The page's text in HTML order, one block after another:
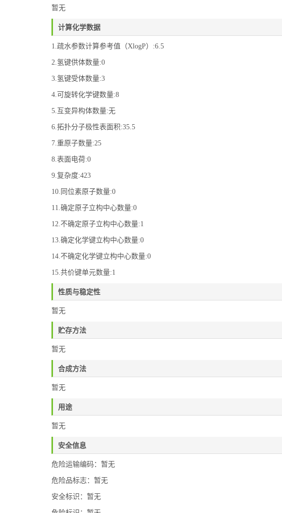
暂无
计算化学数据
1.疏水参数计算参考值（XlogP）:6.5
2.氢键供体数量:0
3.氢键受体数量:3
4.可旋转化学键数量:8
5.互变异构体数量:无
6.拓扑分子极性表面积:35.5
7.重原子数量:25
8.表面电荷:0
9.复杂度:423
10.同位素原子数量:0
11.确定原子立构中心数量:0
12.不确定原子立构中心数量:1
13.确定化学键立构中心数量:0
14.不确定化学键立构中心数量:0
15.共价键单元数量:1
性质与稳定性
暂无
贮存方法
暂无
合成方法
暂无
用途
暂无
安全信息
危险运输编码：暂无
危险品标志：暂无
安全标识：暂无